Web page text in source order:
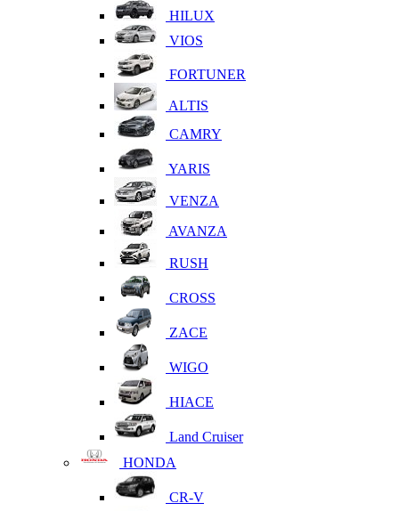
HILUX
VIOS
FORTUNER
ALTIS
CAMRY
YARIS
VENZA
AVANZA
RUSH
CROSS
ZACE
WIGO
HIACE
Land Cruiser
HONDA
CR-V